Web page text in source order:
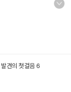
발견의 첫걸음 6